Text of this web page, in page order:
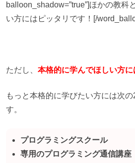
balloon_shadow=”true”]ほかの教科
い方にはピッタリです！[/
ただし、 本格的に学んでほしい方に
もっと本格的に学びたい方には次
す。
プログラミングスクール
専用のプログラミング通信講座